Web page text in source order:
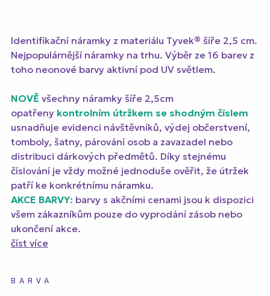
Identifikační náramky z materiálu Tyvek® šíře 2,5 cm.
Nejpopulárnější náramky na trhu. Výběr ze 16 barev z
toho neonové barvy aktivní pod UV světlem.
NOVĚ všechny náramky šíře 2,5cm
opatřeny kontrolním útržkem se shodným číslem
usnadňuje evidenci návštěvníků, výdej občerstvení,
tomboly, šatny, párování osob a zavazadel nebo
distribuci dárkových předmětů. Díky stejnému
číslování je vždy možné jednoduše ověřit, že útržek
patří ke konkrétnímu náramku.
AKCE BARVY: barvy s akčními cenami jsou k dispozici
všem zákazníkům pouze do vyprodání zásob nebo
ukončení akce.
číst více
BARVA